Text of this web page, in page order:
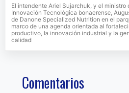
El intendente Ariel Sujarchuk, y el
Innovación Tecnológica bonaerense,
de Danone Specialized Nutrition en el
marco de una agenda orientada al
productivo, la innovación industrial y la
calidad
Comentarios